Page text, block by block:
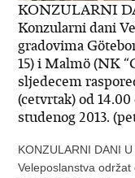
KONZULARNI
Konzularni dani
gradovima
15) i Malmö (NK
sljedecem
(cetvrtak) od
studenog 2013.
KONZULARNI DANI
Veleposlanstva